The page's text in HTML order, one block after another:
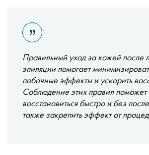
Правильный уход за кожей после
эпиляции помогает
побочные эффекты и ускорить
Соблюдение этих правил поможет
восстановиться быстро и без
также закрепить эффект от